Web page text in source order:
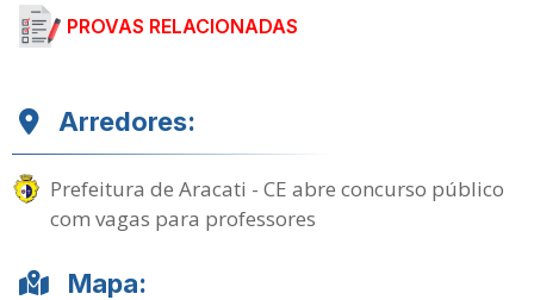
PROVAS RELACIONADAS
Arredores:
Prefeitura de Aracati - CE abre concurso público
com vagas para professores
Mapa: